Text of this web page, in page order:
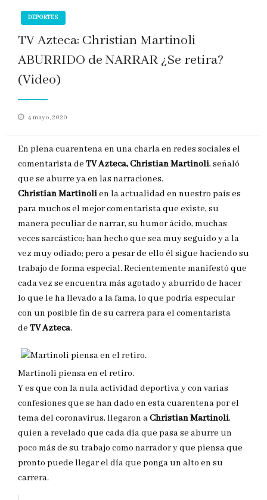
DEPORTES
TV Azteca: Christian Martinoli
ABURRIDO de NARRAR ¿Se retira?
(Video)
Publicado
4 mayo, 2020
En plena cuarentena en una charla en redes sociales el
comentarista de TV Azteca, Christian Martinoli, señaló
que se aburre ya en las narraciones.
Christian Martinolien la actualidad en nuestro país es
para muchos el mejor comentarista que existe, su
manera peculiar de narrar, su humor ácido, muchas
veces sarcástico; han hecho que sea muy seguido y a la
vez muy odiado; pero a pesar de ello él sigue haciendo su
trabajo de forma especial. Recientemente manifestó que
cada vez se encuentra más agotado y aburrido de hacer
lo que le ha llevado a la fama, lo que podría especular
con un posible fin de su carrera para el comentarista
de TV Azteca.
Martinoli piensa en el retiro.
Y es que con la nula actividad deportiva y con varias
confesiones que se han dado en esta cuarentena por el
tema del coronavirus, llegaron aChristian Martinoli,
quien a revelado que cada día que pasa se aburre un
poco más de su trabajo como narrador y que piensa que
pronto puede llegar el día que ponga un alto en su
carrera.